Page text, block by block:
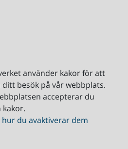
använder kakor för att
besök på vår webbplats.
accepterar du
kakor.
du avaktiverar dem